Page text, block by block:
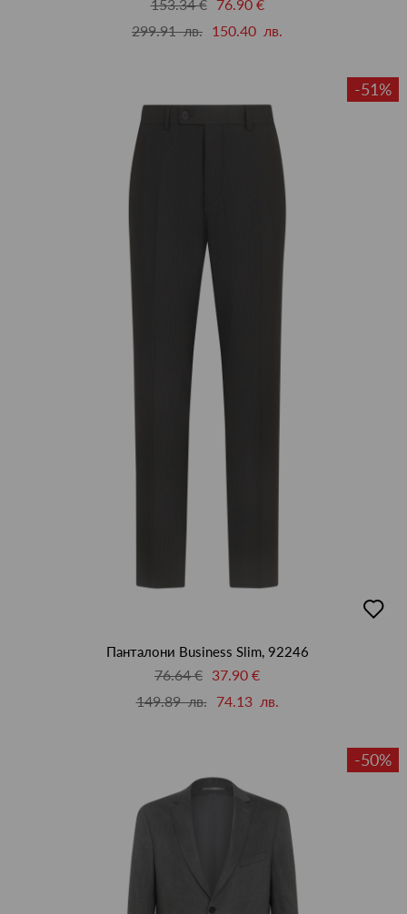
153.34 €
76.90 €
299.91 лв. 150.40 лв.
-51%
в
Панталони Business Slim, 92246
76.64 € 37.90 €
149.89 лв.
74.13 лв.
-50%